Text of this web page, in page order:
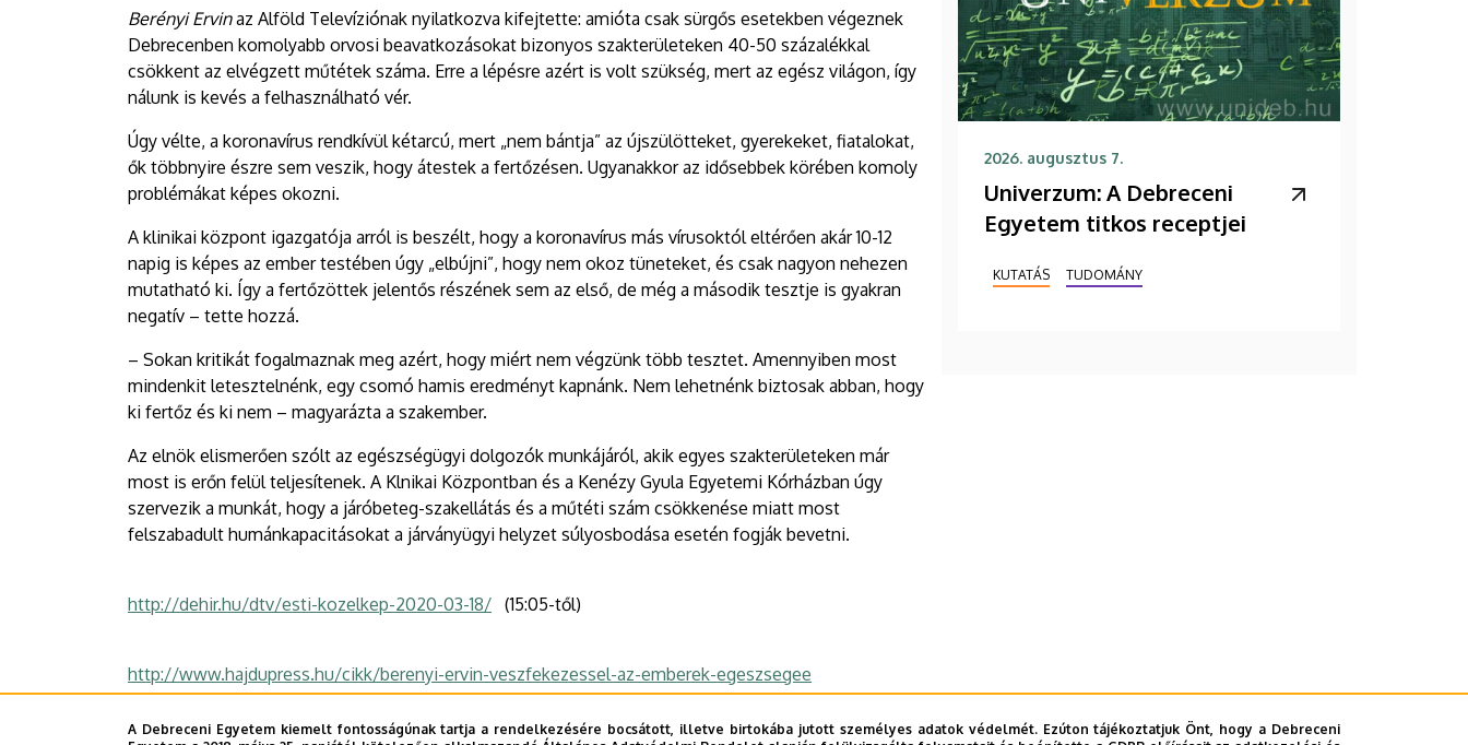
Berényi Ervinaz Alföld Televíziónak nyilatkozva kifejtette: amióta csak sürgős esetekben végeznek
Debrecenben komolyabb orvosi beavatkozásokat bizonyos szakterületeken 40-50 százalékkal
csökkent az elvégzett műtétek száma. Erre a lépésre azért is volt szükség, mert az egész világon, így
nálunk is kevés a felhasználható vér.
Úgy vélte, a koronavírus rendkívül kétarcú, mert „nem bántja” az újszülötteket, gyerekeket, fiatalokat,
ők többnyire észre sem veszik, hogy átestek a fertőzésen. Ugyanakkor az idősebbek körében komoly
problémákat képes okozni.
A klinikai központ igazgatója arról is beszélt, hogy a koronavírus más vírusoktól eltérően akár 10-12
napig is képes az ember testében úgy „elbújni”, hogy nem okoz tüneteket, és csak nagyon nehezen
mutatható ki. Így a fertőzöttek jelentős részének sem az első, de még a második tesztje is gyakran
negatív – tette hozzá.
– Sokan kritikát fogalmaznak meg azért, hogy miért nem végzünk több tesztet. Amennyiben most
mindenkit letesztelnénk, egy csomó hamis eredményt kapnánk. Nem lehetnénk biztosak abban, hogy
ki fertőz és ki nem – magyarázta a szakember.
Az elnök elismerően szólt az egészségügyi dolgozók munkájáról, akik egyes szakterületeken már
most is erőn felül teljesítenek. A Klnikai Központban és a Kenézy Gyula Egyetemi Kórházban úgy
szervezik a munkát, hogy a járóbeteg-szakellátás és a műtéti szám csökkenése miatt most
felszabadult humánkapacitásokat a járványügyi helyzet súlyosbodása esetén fogják bevetni.
http://dehir.hu/dtv/esti-kozelkep-2020-03-18/ (15:05-től)
http://www.hajdupress.hu/cikk/berenyi-ervin-veszfekezessel-az-emberek-egeszsegee
2026. augusztus 7.
Univerzum: A Debreceni
Egyetem titkos receptjei
KUTATÁS TUDOMÁNY
A Debreceni Egyetem kiemelt fontosságúnak tartja a rendelkezésére bocsátott, illetve birtokába jutott személyes adatok védelmét. Ezúton tájékoztatjuk Önt, hogy a Debreceni